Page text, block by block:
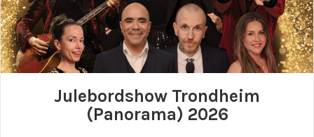
Julebordshow Trondheim
(Panorama) 2026